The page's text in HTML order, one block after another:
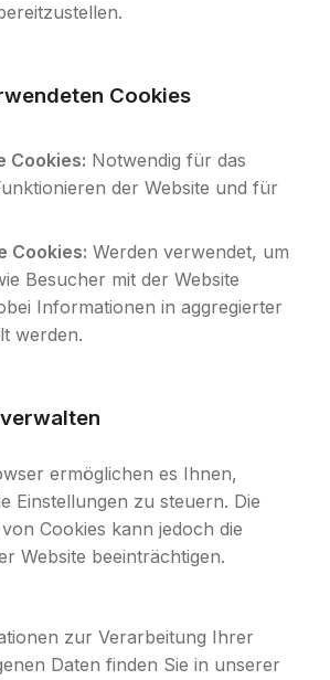
Cookies
Cookies: Notwendig für das
der Website und für
Cookies: Werden verwendet, um
Besucher mit der Website
Informationen in aggregierter
werden.
ermöglichen es Ihnen,
Einstellungen zu steuern. Die
Cookies kann jedoch die
Website beeinträchtigen.
zur Verarbeitung Ihrer
Daten finden Sie in unserer